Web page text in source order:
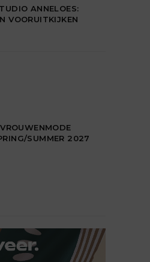
ANNELOES:
VOORUITKIJKEN
SUMMER 2027